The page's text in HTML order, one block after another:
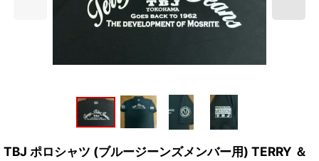
TBJ ポロシャツ (ブルージーンズメンバー用) TERRY ＆